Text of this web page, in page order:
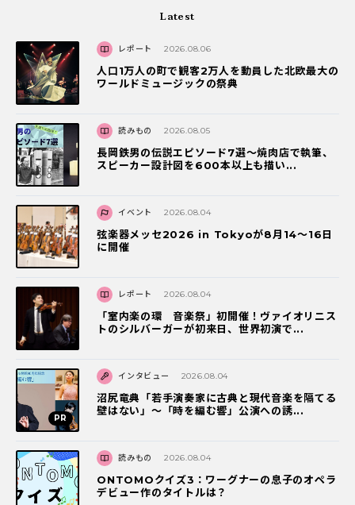
Latest
レポート 2026.08.06
人口1万人の町で観客2万人を動員した北欧最大の
ワールドミュージックの祭典
読みもの 2026.08.05
長岡鉄男の伝説エピソード7選〜焼肉店で執筆、
スピーカー設計図を600本以上も描い...
イベント 2026.08.04
弦楽器メッセ2026 in Tokyoが8月14～16日
に開催
レポート 2026.08.04
「室内楽の環 音楽祭」初開催！ヴァイオリニス
トのシルバーガーが初来日、世界初演で...
インタビュー 2026.08.04
沼尻竜典「若手演奏家に古典と現代音楽を隔てる
壁はない」～「時を編む響」公演への誘...
読みもの 2026.08.04
ONTOMOクイズ3：ワーグナーの息子のオペラ
デビュー作のタイトルは？